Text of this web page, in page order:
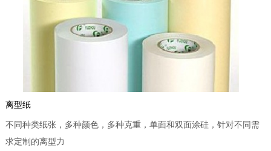
离型纸
不同种类纸张，多种颜色，多种克重，单面和双面涂硅，针对不同需
求定制的离型力